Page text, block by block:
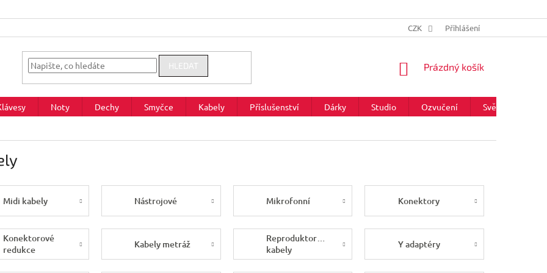
CZK Přihlášení
HLEDAT
NÁKUPNÍ
Prázdný košík
Noty Dechy Smyčce Kabely Příslušenství Dárky Studio Ozvučení Světla
Midi kabely Nástrojové Mikrofonní Konektory
Konektorové
redukce
Kabely metráž
Reproduktorové
kabely
Y adaptéry